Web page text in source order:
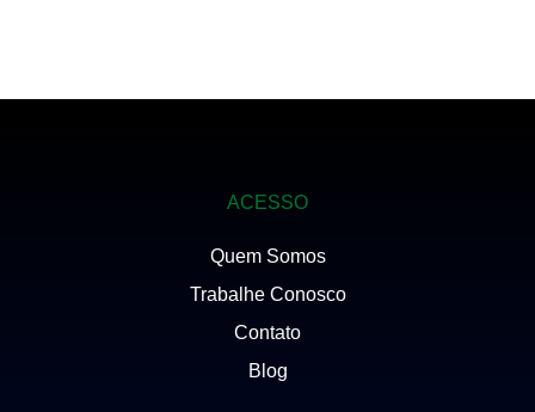
ACESSO
Quem Somos
Trabalhe Conosco
Contato
Blog